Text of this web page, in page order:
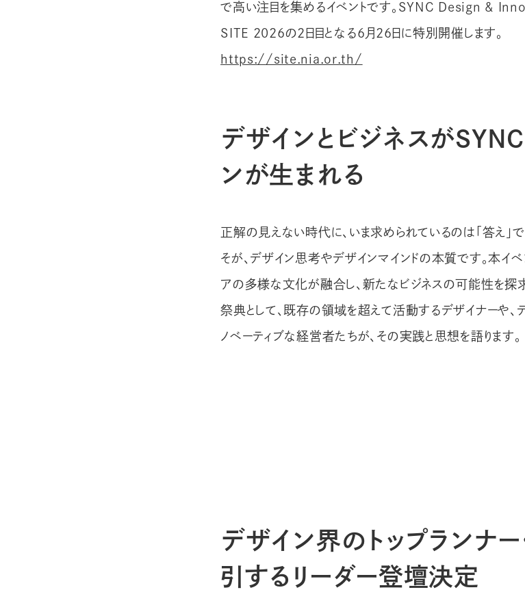
で高い注目を集めるイベントです。SYNC Design &
SITE 2026の2日目となる6月26日に特別開催します。
https://site.nia.or.th/
デザインとビジネスがSYNC
ンが生まれる
正解の見えない時代に、いま求められているのは「答え」で
そが、デザイン思考やデザインマインドの本質です。本イ
アの多様な文化が融合し、新たなビジネスの可能性を探
祭典として、既存の領域を超えて活動するデザイナーや、
ノベーティブな経営者たちが、その実践と思想を語ります。
デザイン界のトップランナ
引するリーダー登壇決定